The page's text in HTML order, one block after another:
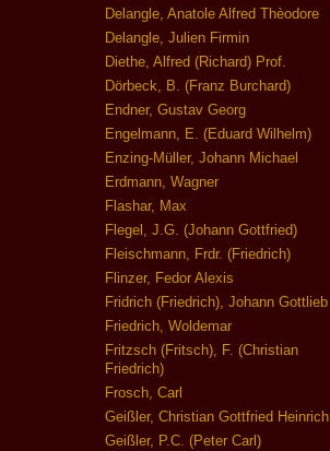
Delangle, Anatole Alfred Thèodore
Delangle, Julien Firmin
Diethe, Alfred (Richard) Prof.
Dörbeck, B. (Franz Burchard)
Endner, Gustav Georg
Engelmann, E. (Eduard Wilhelm)
Enzing-Müller, Johann Michael
Erdmann, Wagner
Flashar, Max
Flegel, J.G. (Johann Gottfried)
Fleischmann, Frdr. (Friedrich)
Flinzer, Fedor Alexis
Fridrich (Friedrich), Johann Gottlieb
Friedrich, Woldemar
Fritzsch (Fritsch), F. (Christian
Friedrich)
Frosch, Carl
Geißler, Christian Gottfried Heinrich
Geißler, P.C. (Peter Carl)